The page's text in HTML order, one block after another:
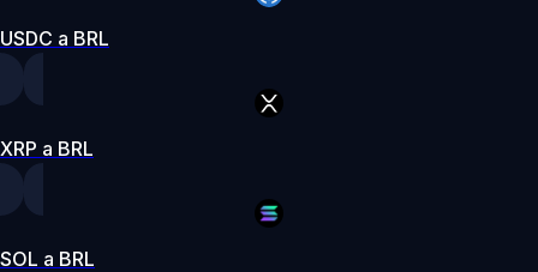
USDC a BRL
XRP a BRL
SOL a BRL